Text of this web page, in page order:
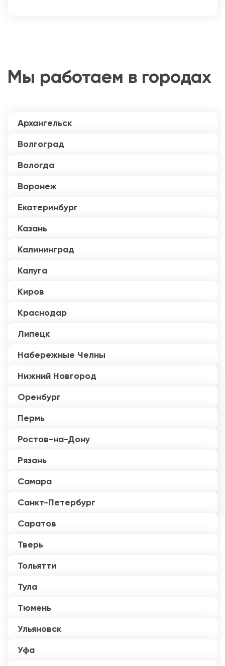
Мы работаем в городах
Архангельск
Волгоград
Вологда
Воронеж
Екатеринбург
Казань
Калининград
Калуга
Киров
Краснодар
Липецк
Набережные Челны
Нижний Новгород
Оренбург
Пермь
Ростов-на-Дону
Рязань
Самара
Санкт-Петербург
Саратов
Тверь
Тольятти
Тула
Тюмень
Ульяновск
Уфа